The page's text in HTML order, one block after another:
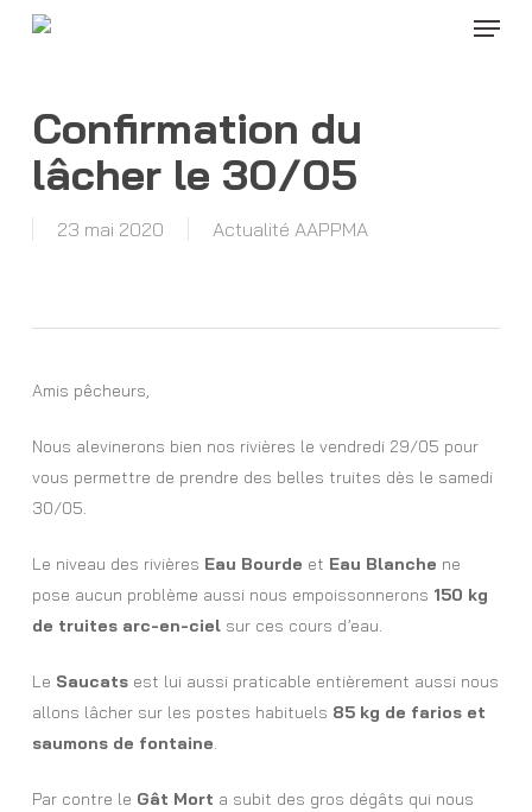
Menu
Confirmation du
lâcher le 30/05
23 mai 2020 Actualité AAPPMA
Amis pêcheurs,
Nous alevinerons bien nos rivières le vendredi 29/05 pour
vous permettre de prendre des belles truites dès le samedi
30/05.
Le niveau des rivières Eau Bourde et Eau Blanche ne
pose aucun problème aussi nous empoissonnerons 150 kg
de truites arc-en-cielsur ces cours d’eau.
Le Saucatsest lui aussi praticable entièrement aussi nous
allons lâcher sur les postes habituels 85 kg de farios et
saumons de fontaine.
Par contre le Gât Mort a subit des gros dégâts qui nous